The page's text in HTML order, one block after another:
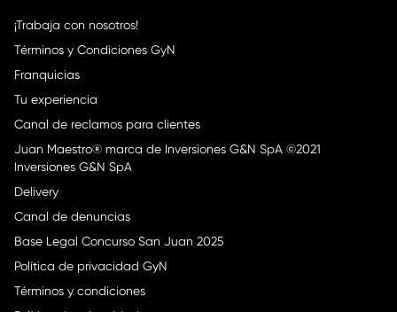
¡Trabaja con nosotros!
Términos y Condiciones GyN
Franquicias
Tu experiencia
Canal de reclamos para clientes
Juan Maestro® marca de Inversiones G&N SpA ©2021
Inversiones G&N SpA
Delivery
Canal de denuncias
Base Legal Concurso San Juan 2025
Política de privacidad GyN
Términos y condiciones